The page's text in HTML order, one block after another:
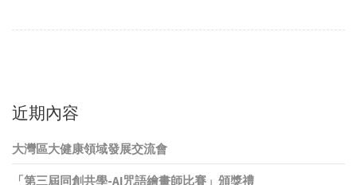
近期內容
大灣區大健康領域發展交流會
「第三屆同創共學-AI咒語繪畫師比賽」頒獎禮